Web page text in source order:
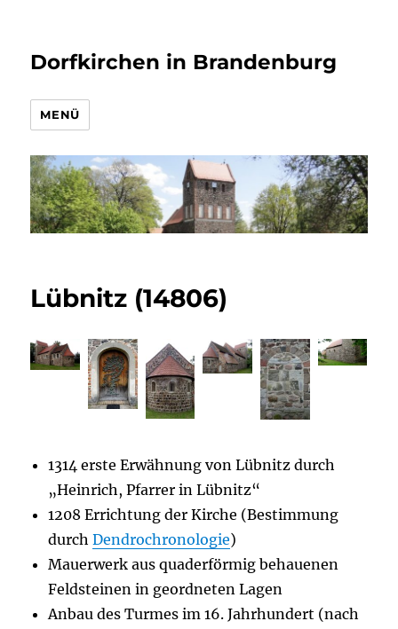
Dorfkirchen in Brandenburg
MENÜ
Lübnitz (14806)
1314 erste Erwähnung von Lübnitz durch
„Heinrich, Pfarrer in Lübnitz“
1208 Errichtung der Kirche (Bestimmung
durchDendrochronologie)
Mauerwerk aus quaderförmig behauenen
Feldsteinen in geordneten Lagen
Anbau des Turmes im 16. Jahrhundert (nach